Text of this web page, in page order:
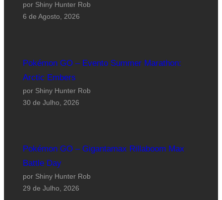
por Shiny Hunter Rob
6 de Agosto, 2026
Pokémon GO – Evento Summer Marathon:
Arctic Embers
por Shiny Hunter Rob
30 de Julho, 2026
Pokémon GO – Gigantamax Rillaboom Max
Battle Day
por Shiny Hunter Rob
29 de Julho, 2026